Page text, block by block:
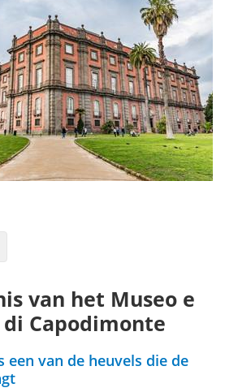
bezoeken
bezoeken
het Museo di Capodimonte?
aan het Museo di Capodimonte
van het Museo e
di Capodimonte
een van de heuvels die de